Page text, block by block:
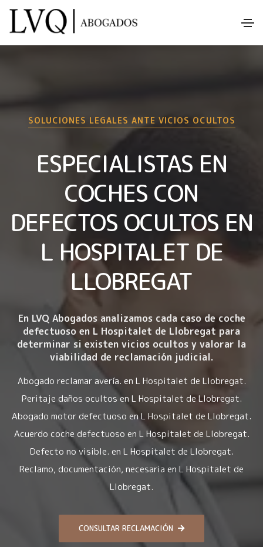
SOLUCIONES LEGALES ANTE VICIOS OCULTOS
ESPECIALISTAS EN
COCHES CON
DEFECTOS OCULTOS EN
L HOSPITALET DE
LLOBREGAT
En LVQ Abogados analizamos cada caso de coche
defectuoso en L Hospitalet de Llobregat para
determinar si existen vicios ocultos y valorar la
viabilidad de reclamación judicial.
Abogado reclamar avería. en L Hospitalet de Llobregat.
Peritaje daños ocultos en L Hospitalet de Llobregat.
Abogado motor defectuoso en L Hospitalet de Llobregat.
Acuerdo coche defectuoso en L Hospitalet de Llobregat.
Defecto no visible. en L Hospitalet de Llobregat.
Reclamo, documentación, necesaria en L Hospitalet de
Llobregat.
CONSULTAR RECLAMACIÓN